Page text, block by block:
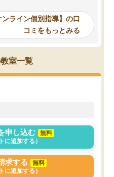
良いか
ま
方で決
帳の
る形
り、あ
塾に通
も取り
かった
いなのがあり(有料)、受
ことをどんなスケジュー
くか相談したのですが、
ち期待したものではなく
くなってきたようなので
ライン個別指導】の口
コミをもっとみる
室一覧
申し込む
無料
に追加する）
求する
無料
に追加する）